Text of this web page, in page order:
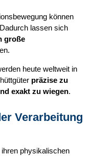
können
lassen sich
große
heute weltweit in
präzise zu
exakt zu wiegen.
Verarbeitung
physikalischen